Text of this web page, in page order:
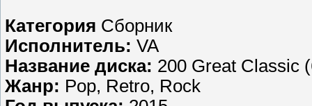
Категория Сборник
Исполнитель: VA
Название диска: 200 Great Classic
Жанр: Pop, Retro, Rock